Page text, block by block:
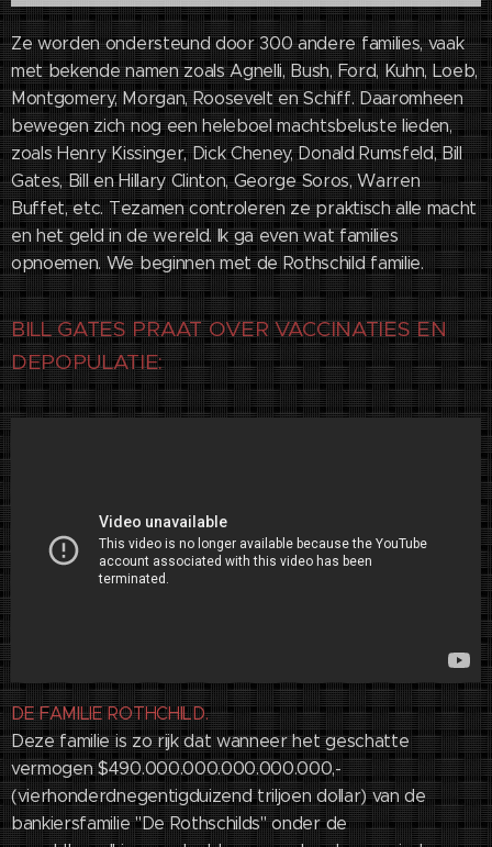
Ze worden ondersteund door 300 andere families, vaak
met bekende namen zoals Agnelli, Bush, Ford, Kuhn, Loeb,
Montgomery, Morgan, Roosevelt en Schiff. Daaromheen
bewegen zich nog een heleboel machtsbeluste lieden,
zoals Henry Kissinger, Dick Cheney, Donald Rumsfeld, Bill
Gates, Bill en Hillary Clinton, George Soros, Warren
Buffet, etc. Tezamen controleren ze praktisch alle macht
en het geld in de wereld. Ik ga even wat families
opnoemen. We beginnen met de Rothschild familie.
BILL GATES PRAAT OVER VACCINATIES EN
DEPOPULATIE:
DE FAMILIE ROTHCHILD.
Deze familie is zo rijk dat wanneer het geschatte
vermogen $490.000.000.000.000.000,-
(vierhonderdnegentigduizend triljoen dollar) van de
bankiersfamilie "De Rothschilds" onder de